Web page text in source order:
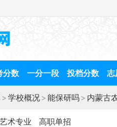
分数 一分一段 投档分数 志
> 学校概况> 能保研吗> 内蒙古
艺术专业 高职单招